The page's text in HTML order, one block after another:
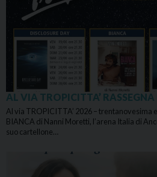
AL VIA TROPICITTA’ RASSEGNA
Al via TROPICITTA’ 2026 – trentanovesima
BIANCA di Nanni Moretti, l’arena Italia di
suo cartellone…